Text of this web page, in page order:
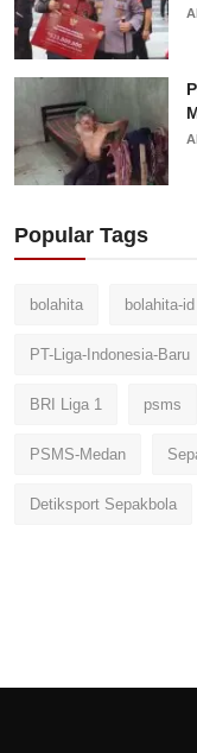
Popular Tags
bolahita bolahita-id
PT-Liga-Indonesia-Baru
BRI Liga 1 psms
PSMS-Medan
Detiksport Sepakbola